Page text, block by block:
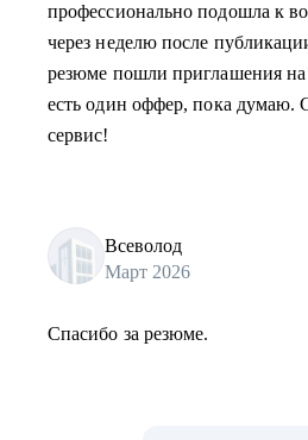
профессионально подошла к
через неделю после
резюме пошли приглашения на
есть один оффер, пока думаю.
сервис!
Всеволод
Март 2026
Спасибо за резюме.